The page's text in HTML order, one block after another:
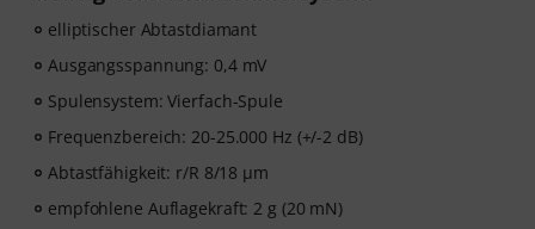
elliptischer Abtastdiamant
Ausgangsspannung: 0,4 mV
Spulensystem: Vierfach-Spule
Frequenzbereich: 20-25.000 Hz (+/-2 dB)
Abtastfähigkeit: r/R 8/18 µm
empfohlene Auflagekraft: 2 g (20 mN)